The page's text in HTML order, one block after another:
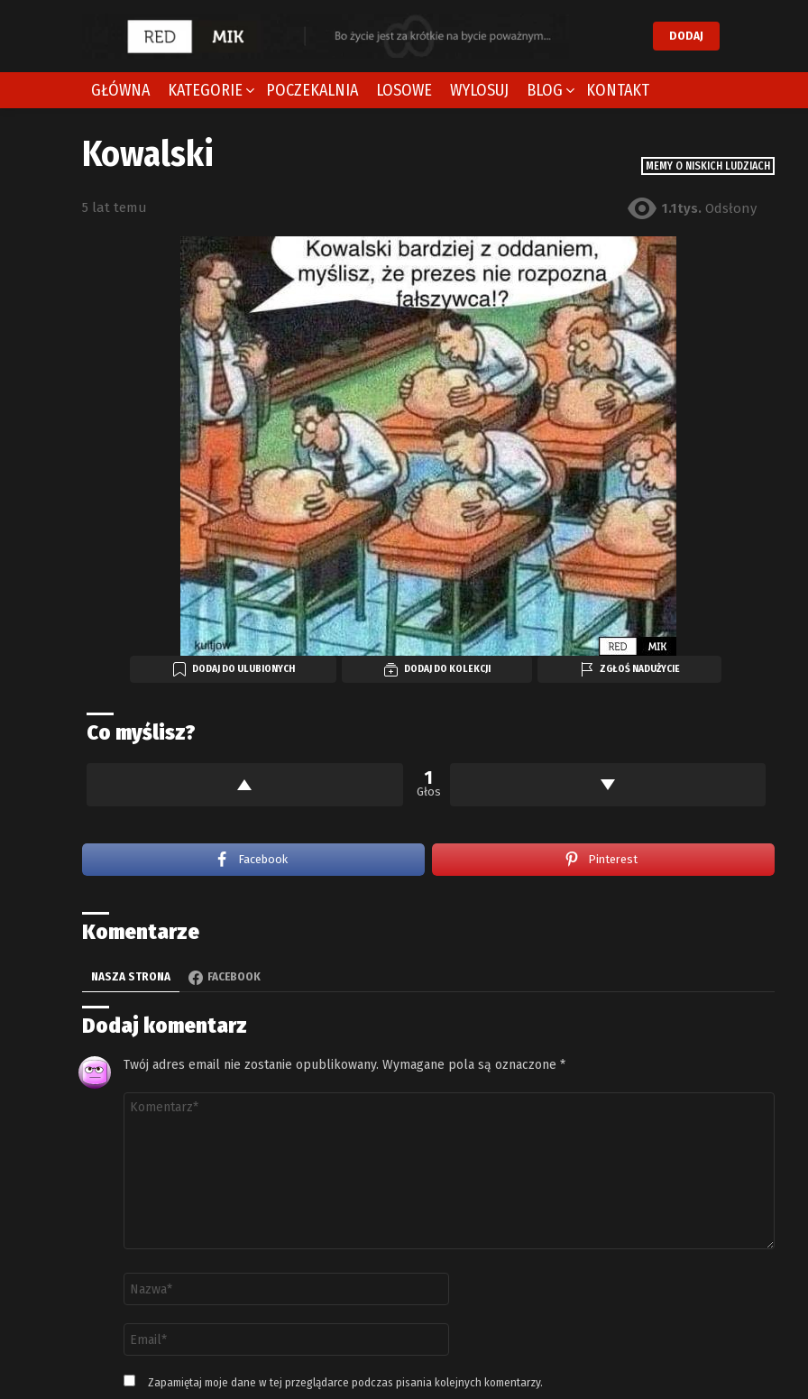
DODAJ
GŁÓWNA KATEGORIE POCZEKALNIA LOSOWE WYLOSUJ BLOG KONTAKT
MEMY O NISKICH LUDZIACH
Kowalski
5 lat temu 1.1tys. Odsłony
DODAJ DO ULUBIONYCH DODAJ DO KOLEKCJI ZGŁOŚ NADUŻYCIE
Co myślisz?
1
Głos
Facebook Pinterest
Komentarze
NASZA STRONA FACEBOOK
Dodaj komentarz
Twój adres email nie zostanie opublikowany. Wymagane pola są oznaczone *
Komentarz
email
*
Zapamiętaj moje dane w tej przeglądarce podczas pisania kolejnych komentarzy.